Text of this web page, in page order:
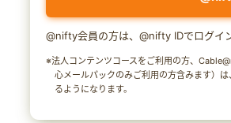
@nifty会員の方は、@nifty IDでログイ
※法人コンテンツコースをご利用の方、
心メールパックのみご利用の方含みます）は、
るようになります。